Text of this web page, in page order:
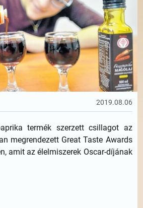
2019.08.06
termék szerzett csillagot az
megrendezett Great Taste Awards
amit az élelmiszerek Oscar-díjának